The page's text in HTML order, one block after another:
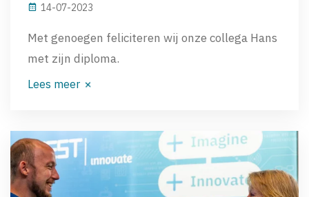
14-07-2023
Met genoegen feliciteren wij onze collega Hans
met zijn diploma.
Lees meer